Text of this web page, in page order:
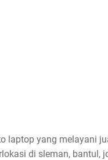
laptop yang melayani
di sleman, bantul,